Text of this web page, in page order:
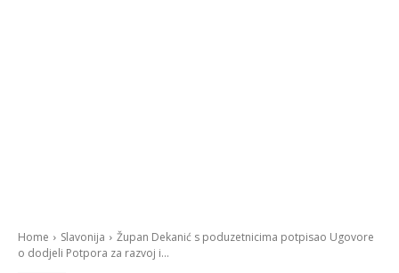
Home Slavonija
Župan Dekanić s poduzetnicima potpisao Ugovore
o dodjeli Potpora za razvoj i...